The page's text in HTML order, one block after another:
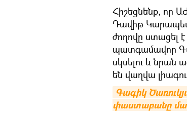
Հիշեցնենք, որ
Դավիթ
ժողովը ստացել
պատգամավոր
սկսելու և նրան
են վաղվա
Գագիկ
փաստաբանը